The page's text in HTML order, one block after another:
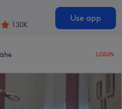
130K
Use app
LOGIN